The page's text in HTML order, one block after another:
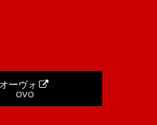
オーヴォ
OVO